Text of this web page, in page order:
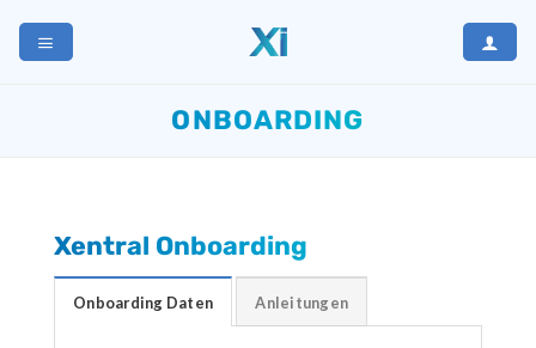
Inhalt
ONBOARDING
Xentral Onboarding
Onboarding Daten Anleitungen